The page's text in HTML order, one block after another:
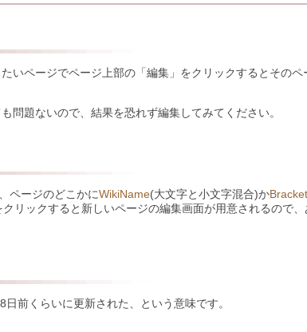
いページでページ上部の「編集」をクリックするとその
問題ないので、結果を恐れず編集してみてください。
ページのどこかにWikiName(大文字と小文字混合)か
リックすると新しいページの編集画面が用意されるので
前くらいに更新された、という意味です。